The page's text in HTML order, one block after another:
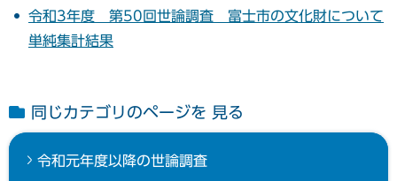
令和3年度 第50回世論調査 富士市の文化財について
単純集計結果
同じカテゴリのページを 見る
令和元年度以降の世論調査